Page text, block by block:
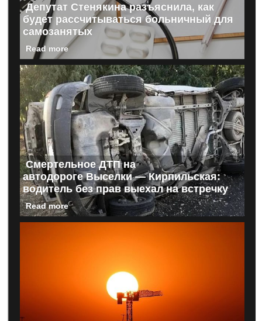
Депутат Стенякина разъяснила, как
будет рассчитываться больничный для
самозанятых
Read more
Смертельное ДТП на
автодороге Выселки — Кирпильская:
водитель без прав выехал на встречку
Read more